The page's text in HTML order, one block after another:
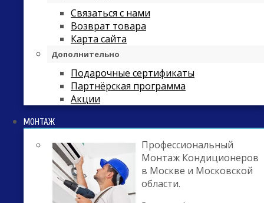
Связаться с нами
Возврат товара
Карта сайта
Дополнительно
Подарочные сертификаты
Партнёрская программа
Акции
МОНТАЖ
Профессиональный
Монтаж Кондиционеров
в Москве и Московской
области.